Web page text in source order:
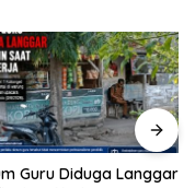
Guru Diduga Langgar